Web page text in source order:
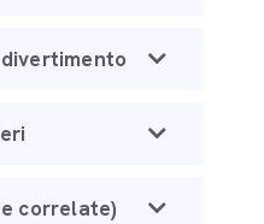
correlate)